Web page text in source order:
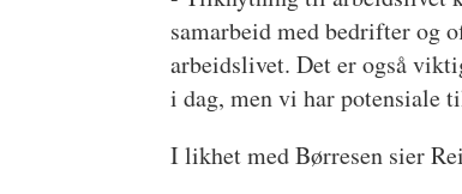
samarbeid med bedrifter og
arbeidslivet. Det er også
i dag, men vi har potensiale
I likhet med Børresen sier